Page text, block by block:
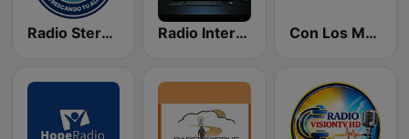
Radio Stereo El Agua Cristalina Olanchito Radio Internacional La Hondureña Con Los Manes